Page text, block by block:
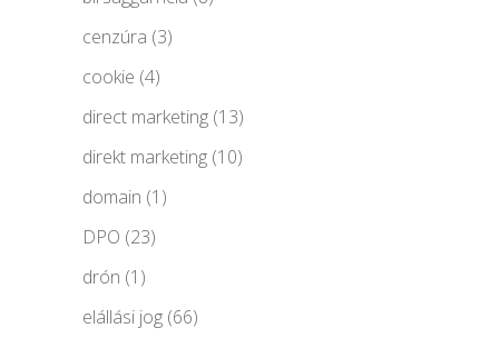
cenzúra (3)
cookie (4)
direct marketing (13)
direkt marketing (10)
domain (1)
DPO (23)
drón (1)
elállási jog (66)